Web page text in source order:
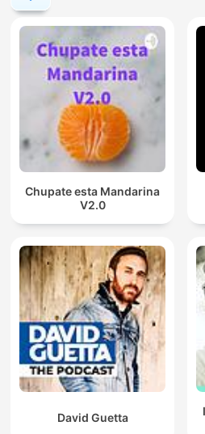
Chupate esta Mandarina
V2.0
David Guetta